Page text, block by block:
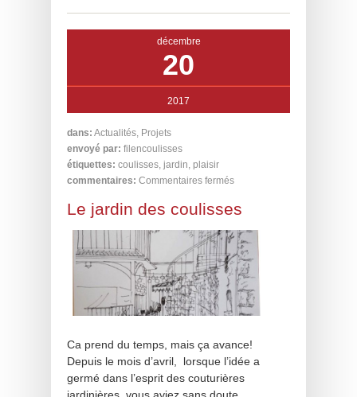
décembre
20
2017
dans: Actualités Projets
envoyé par: filencoulisses
étiquettes: coulisses jardin plaisir
commentaires: Commentaires fermés
Le jardin des coulisses
Ca prend du temps, mais ça avance!
Depuis le mois d’avril, lorsque l’idée a
germé dans l’esprit des couturières